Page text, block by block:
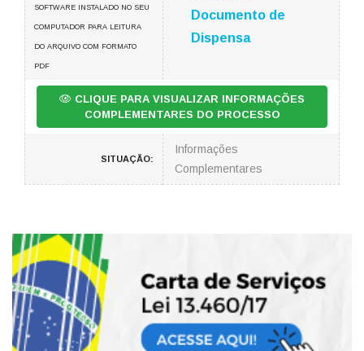
SOFTWARE INSTALADO NO SEU
COMPUTADOR PARA LEITURA
DO ARQUIVO COM FORMATO
PDF
Documento de
Dispensa
CLIQUE PARA VISUALIZAR INFORMAÇÕES
COMPLEMENTARES DO PROCESSO
SITUAÇÃO:
Informações
Complementares